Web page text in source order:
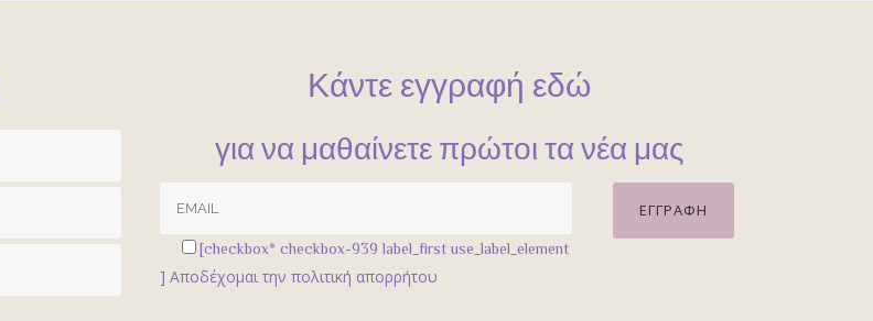
Κάντε εγγραφή εδώ
για να μαθαίνετε πρώτοι τα νέα μας
[checkbox* checkbox-939 label_first use_label_element
] Αποδέχομαι την πολιτική απορρήτου